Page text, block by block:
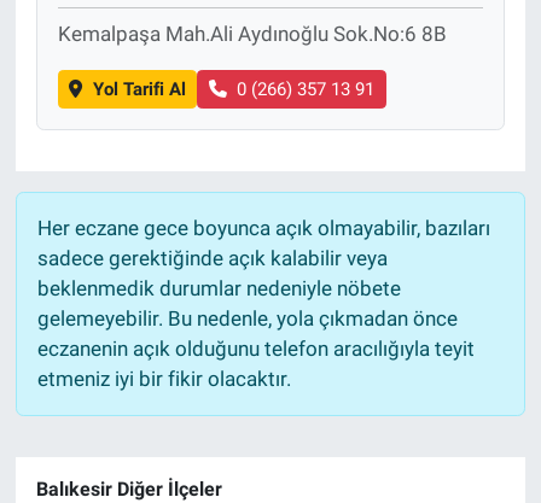
Kemalpaşa Mah.Ali Aydınoğlu Sok.No:6 8B
Yol Tarifi Al 0 (266) 357 13 91
Her eczane gece boyunca açık olmayabilir, bazıları
sadece gerektiğinde açık kalabilir veya
beklenmedik durumlar nedeniyle nöbete
gelemeyebilir. Bu nedenle, yola çıkmadan önce
eczanenin açık olduğunu telefon aracılığıyla teyit
etmeniz iyi bir fikir olacaktır.
Balıkesir Diğer İlçeler
Erişim Bilgileri
Sağlık
Ramazan